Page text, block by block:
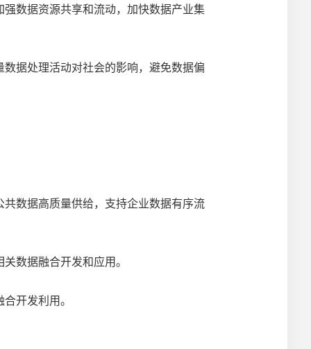
数据资源共享和流动，加快数据产业集
据处理活动对社会的影响，避免数据偏
数据高质量供给，支持企业数据有序流
数据融合开发和应用。
开发利用。